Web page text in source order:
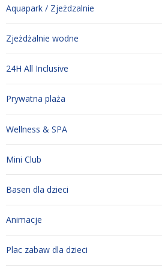
Aquapark / Zjeżdzalnie
Zjeżdżalnie wodne
24H All Inclusive
Prywatna plaża
Wellness & SPA
Mini Club
Basen dla dzieci
Animacje
Plac zabaw dla dzieci